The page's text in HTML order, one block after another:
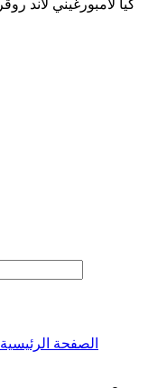
الصفحة الرئيسية